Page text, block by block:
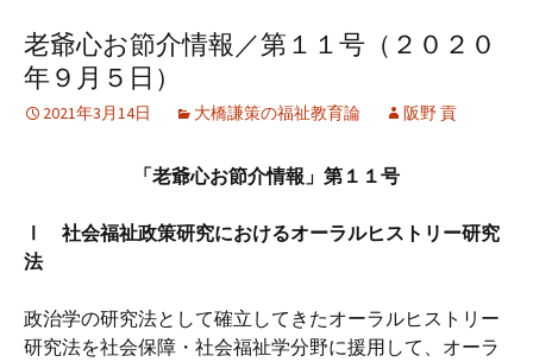
老爺心お節介情報／第１１号（２０２０
年９月５日）
2021年3月14日 大橋謙策の福祉教育論 阪野 貢
「老爺心お節介情報」第１１号
Ⅰ 社会福祉政策研究におけるオーラルヒストリー研究
法
政治学の研究法として確立してきたオーラルヒストリー
研究法を社会保障・社会福祉学分野に援用して、オーラ